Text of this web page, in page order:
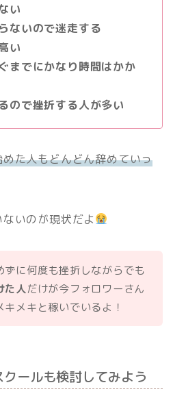
い
ないので迷走する
い
までにかなり時間はかか
ので挫折する人が多い
た人もどんどん辞めていっ
いのが現状だよ
ずに何度も挫折しながらでも
た人だけが今フォロワーさん
キメキと稼いでいるよ！
ールも検討してみよう